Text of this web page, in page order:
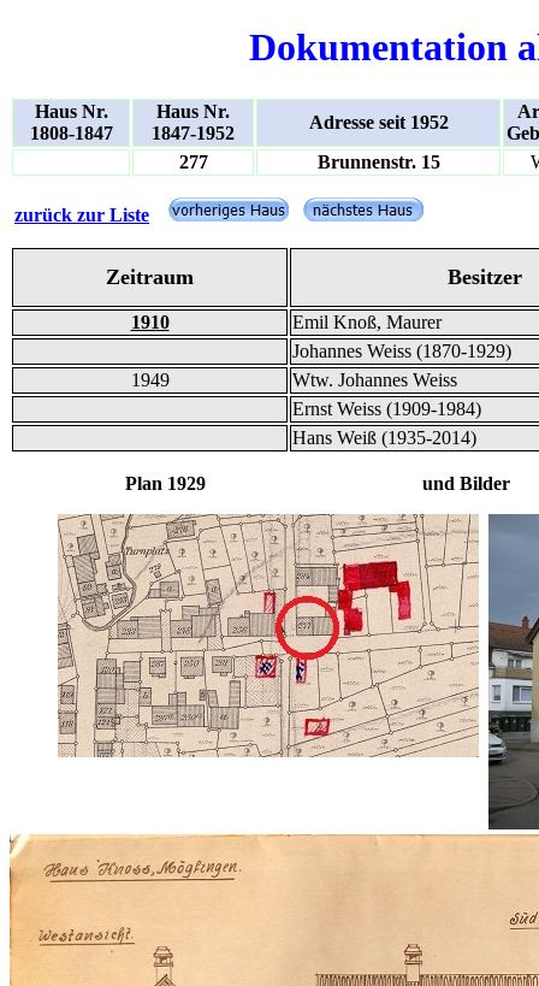
Dokumentation
Haus Nr.
1808-1847
Haus Nr.
1847-1952
Adresse seit 1952
277
Brunnenstr. 15
zurück zur Liste
Zeitraum Besitzer
1910
Emil Knoß, Maurer
Johannes Weiss (1870-1929)
1949
Wtw. Johannes Weiss
Ernst Weiss (1909-1984)
Hans Weiß (1935-2014)
Plan 1929 und Bilder